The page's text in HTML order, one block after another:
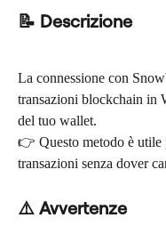
📝 Descrizione
La connessione con
transazioni blockchain in
del tuo wallet.
👉 Questo metodo è utile
transazioni senza dover
⚠️ Avvertenze